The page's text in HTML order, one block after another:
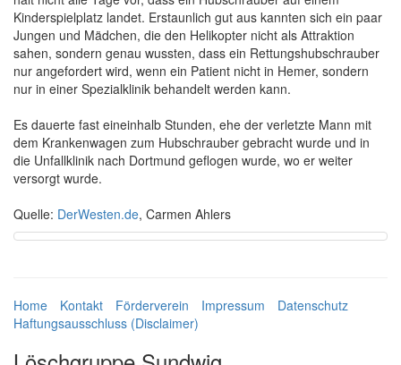
Kinderspielplatz landet. Erstaunlich gut aus kannten sich ein paar
Jungen und Mädchen, die den Helikopter nicht als Attraktion
sahen, sondern genau wussten, dass ein Rettungshubschrauber
nur angefordert wird, wenn ein Patient nicht in Hemer, sondern
nur in einer Spezialklinik behandelt werden kann.
Es dauerte fast eineinhalb Stunden, ehe der verletzte Mann mit
dem Krankenwagen zum Hubschrauber gebracht wurde und in
die Unfallklinik nach Dortmund geflogen wurde, wo er weiter
versorgt wurde.
Quelle: DerWesten.de, Carmen Ahlers
Home Kontakt Förderverein Impressum
Datenschutz
Haftungsausschluss (Disclaimer)